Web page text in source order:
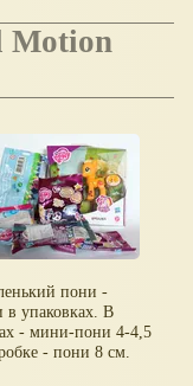
пони -
в упаковках. В
- мини-пони 4-4,5
- пони 8 см.